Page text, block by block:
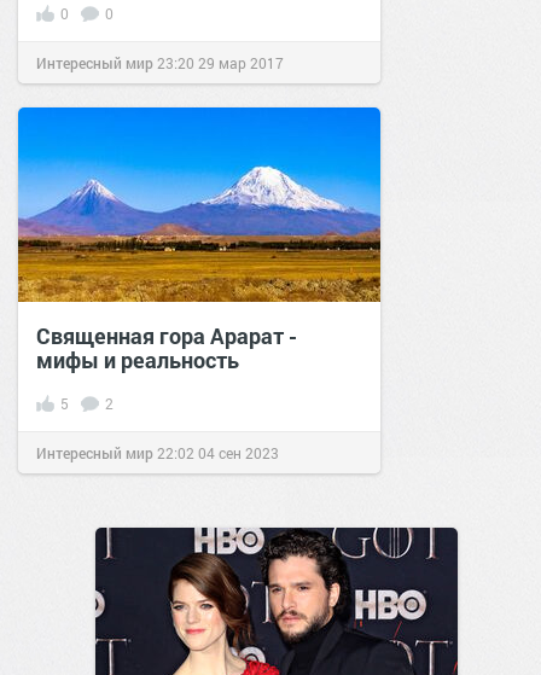
0 0
Интересный мир23:20 29 мар 2017
Священная гора Арарат -
мифы и реальность
5 2
Интересный мир22:02 04 сен 2023